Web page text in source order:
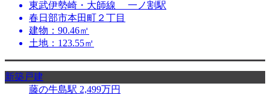
東武伊勢崎・大師線 一ノ割駅
春日部市本田町２丁目
建物：90.46㎡
土地：123.55㎡
新築戸建
藤の牛島駅 2,499万円